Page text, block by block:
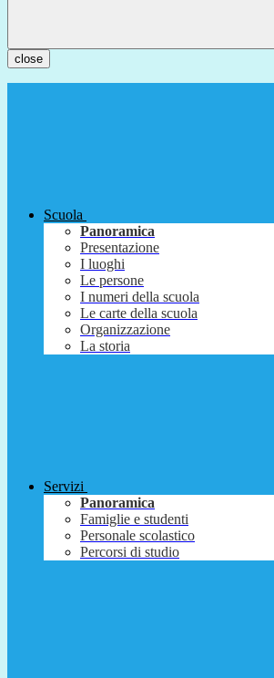
close
Scuola
Panoramica
Presentazione
I luoghi
Le persone
I numeri della scuola
Le carte della scuola
Organizzazione
La storia
Servizi
Panoramica
Famiglie e studenti
Personale scolastico
Percorsi di studio